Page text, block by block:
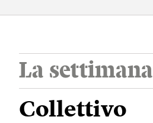
La settimana
Collettivo